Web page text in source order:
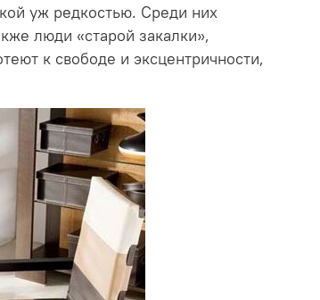
уж редкостью. Среди них
люди «старой закалки»,
к свободе и эксцентричности,